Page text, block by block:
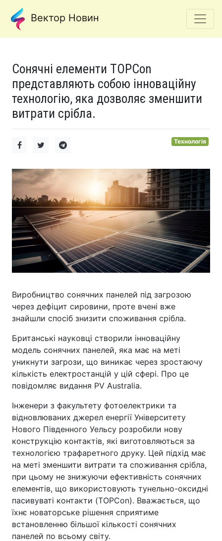
Вектор Новин
Сонячні елементи TOPCon
представляють собою інноваційну
технологію, яка дозволяє зменшити
витрати срібла.
Технологія
Виробництво сонячних панелей під загрозою
через дефіцит сировини, проте вчені вже
знайшли спосіб знизити споживання срібла.
Британські науковці створили інноваційну
модель сонячних панелей, яка має на меті
уникнути загрози, що виникає через зростаючу
кількість електростанцій у цій сфері. Про це
повідомляє видання PV Australia.
Інженери з факультету фотоелектрики та
відновлюваних джерел енергії Університету
Нового Південного Уельсу розробили нову
конструкцію контактів, які виготовляються за
технологією трафаретного друку. Цей підхід має
на меті зменшити витрати та споживання срібла,
при цьому не знижуючи ефективність сонячних
елементів, що використовують тунельно-оксидні
пасивуваті контакти (TOPCon). Вважається, що
їхнє новаторське рішення сприятиме
встановленню більшої кількості сонячних
панелей по всьому світу.